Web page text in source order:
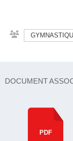
DOCUMENT
PDF